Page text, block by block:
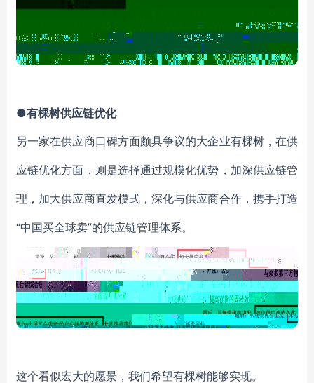
●有棵树供应链优化
另一家在供应商口碑方面颇具争议的大企业有棵树，在供
应链优化方面，则是选择通过规模化优势，加深供应链管
理，加大供应商直发模式，深化与供应商合作，携手打造
“中国买全球卖”的供应链管理体系。
这个看似宏大的愿景，我们希望有棵树能够实现。